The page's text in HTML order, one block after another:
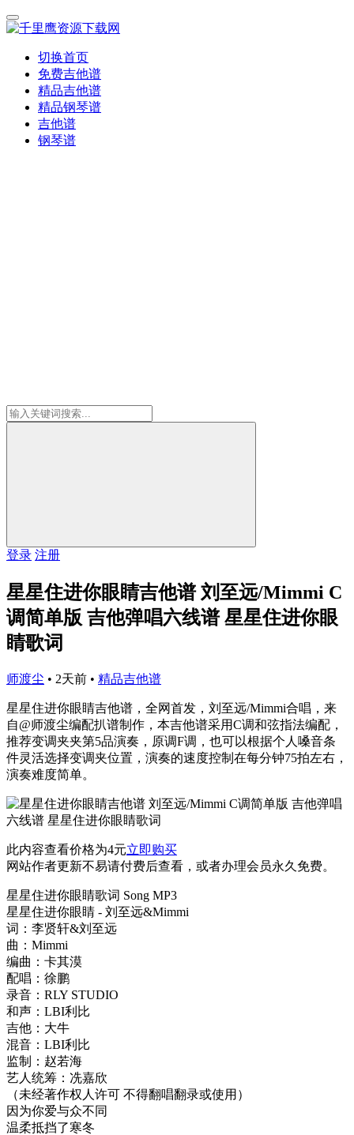
切换首页
免费吉他谱
精品吉他谱
精品钢琴谱
吉他谱
钢琴谱
登录 注册
星星住进你眼睛吉他谱 刘至远/Mimmi C
调简单版 吉他弹唱六线谱 星星住进你眼
睛歌词
师渡尘 • 2天前 • 精品吉他谱
星星住进你眼睛吉他谱，全网首发，刘至远/Mimmi合唱，来
自@师渡尘编配扒谱制作，本吉他谱采用C调和弦指法编配，
推荐变调夹夹第5品演奏，原调F调，也可以根据个人嗓音条
件灵活选择变调夹位置，演奏的速度控制在每分钟75拍左右，
演奏难度简单。
此内容查看价格为4元立即购买
网站作者更新不易请付费后查看，或者办理会员永久免费。
星星住进你眼睛歌词 Song MP3
星星住进你眼睛 - 刘至远&Mimmi
词：李贤轩&刘至远
曲：Mimmi
编曲：卡其漠
配唱：徐鹏
录音：RLY STUDIO
和声：LBI利比
吉他：大牛
混音：LBI利比
监制：赵若海
艺人统筹：冼嘉欣
（未经著作权人许可 不得翻唱翻录或使用）
因为你爱与众不同
温柔抵挡了寒冬